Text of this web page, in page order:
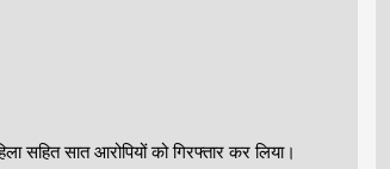
सहित सात आरोपियों को गिरफ्तार कर लिया।